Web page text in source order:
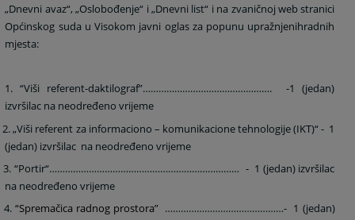
„Dnevni avaz“, „Oslobođenje“ i „Dnevni list“ i na zvaničnoj web stranici
Općinskog suda u Visokom javni oglas za popunu upražnjenihradnih
mjesta:
1. “Viši referent-daktilograf”…………………………………………. -1 (jedan)
izvršilac na neodređeno vrijeme
2. „Viši referent za informaciono – komunikacione tehnologije (IKT)“- 1
(jedan) izvršilac na neodređeno vrijeme
3. “Portir“……………………………………………………………… - 1 (jedan) izvršilac
na neodređeno vrijeme
4.“Spremačica radnog prostora” ………………………………………- 1 (jedan)